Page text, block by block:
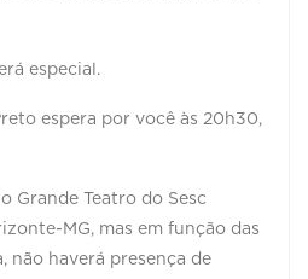
especial.
espera por você às 20h30,
Grande Teatro do Sesc
MG, mas em função das
não haverá presença de